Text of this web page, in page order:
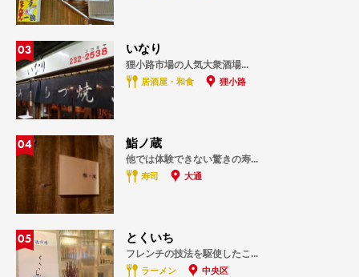
03 いなり
狸小路市場の人気大衆酒場...
居酒屋・和食 狸小路
04 鮨ノ蔵
他では体験できない驚きの寿...
寿司 大通
05 とくいち
フレンチの技法を駆使したこ...
ラーメン 中央区